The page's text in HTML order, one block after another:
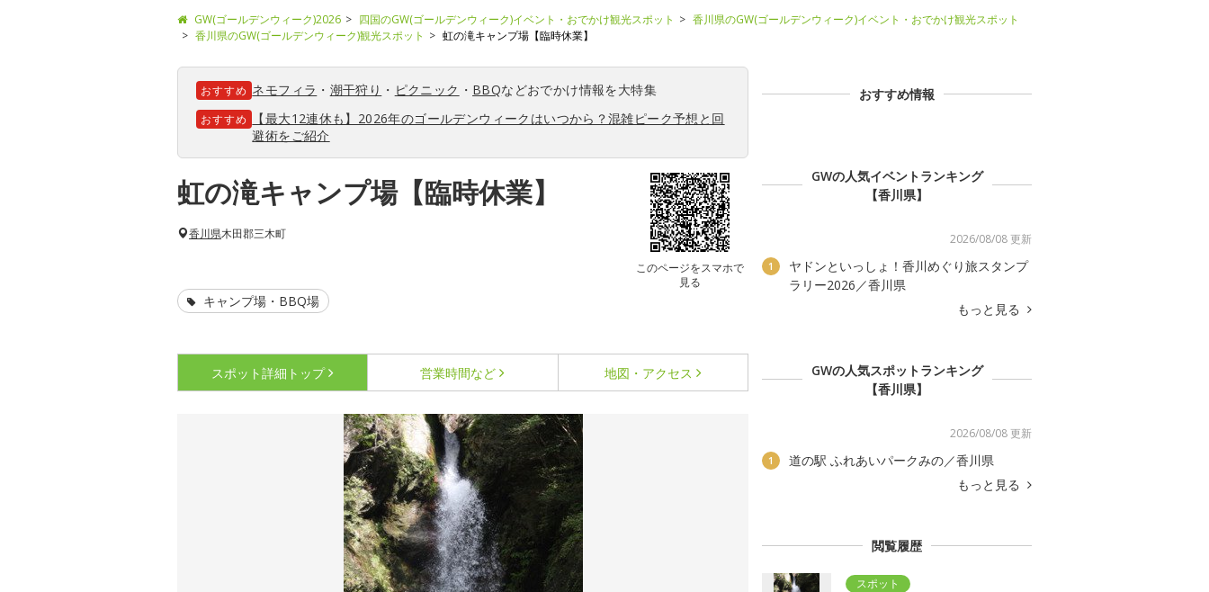
GW(ゴールデンウィーク)2026 四国のGW(ゴールデンウィーク)イベント・おでかけ観光スポット
香川県のGW(ゴールデンウィーク)イベント・おでかけ観光スポット
香川県のGW(ゴールデンウィーク)観光スポット
虹の滝キャンプ場【臨時休業】
おすすめ ネモフィラ ・ 潮干狩り ・ ピクニック ・ BBQなどおでかけ情報を大特集
おすすめ
【最大12連休も】2026年のゴールデンウィークはいつから？混雑ピーク予想と回
避術をご紹介
虹の滝キャンプ場【臨時休業】
このページをスマホで
見る
香川県木田郡三木町
キャンプ場・BBQ場
スポット詳細 トップ 営業時間など 地図・アクセス
おすすめ情報
GWの人気イベントランキング
【香川県】
2026/08/08 更新
1
ヤドンといっしょ！香川めぐり旅スタンプ
ラリー2026／香川県
もっと見る
GWの人気スポットランキング
【香川県】
2026/08/08 更新
1
道の駅 ふれあいパークみの／香川県
もっと見る
閲覧履歴